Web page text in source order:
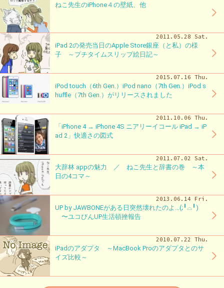
ねこ先生のiPhone４の壁紙、他
2011.05.28 Sat.
iPad 2の発売当日のApple Store銀座（と私）の様
子 ～プチタイムスリップ絵日記～
2015.07.16 Thu.
iPod touch（6th Gen.）iPod nano（7th Gen.）iPod s
huffle（7th Gen.）がリリースされました
2011.10.06 Thu.
「iPhone 4 → iPhone 4S ニアリーイコール iPad → iP
ad 2」快適さの図式
2011.07.02 Sat.
大辞林 appの魅力 ／ ねこ先生と辞書の巻 ～本
日の4コマ～
2013.06.14 Fri.
UP by JAWBONEがある日突然壊れたのよ…(;╹⌓╹)
〜ユコびんUP生活頓挫報告
2010.07.22 Thu.
iPadのアダプタ ～MacBook Proのアダプタとのサ
イズ比較～